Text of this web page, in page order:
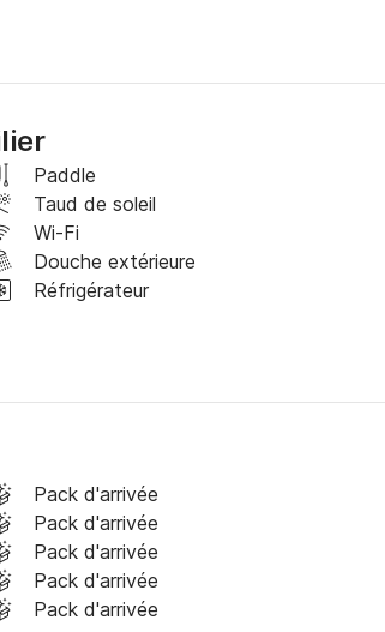
Paddle
Taud de soleil
Wi-Fi
Douche extérieure
Réfrigérateur
Pack d'arrivée
Pack d'arrivée
Pack d'arrivée
Pack d'arrivée
Pack d'arrivée